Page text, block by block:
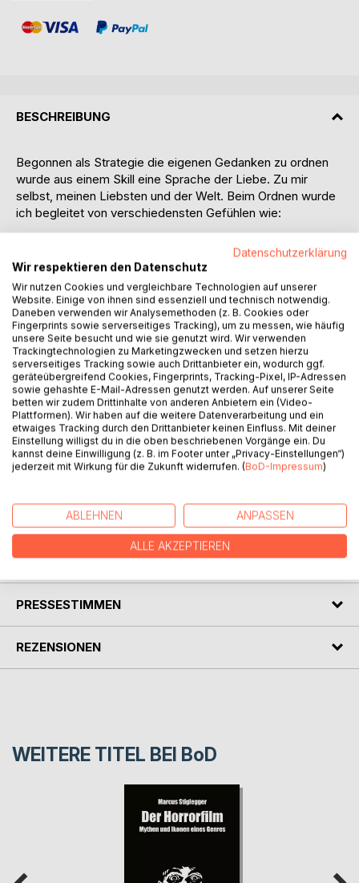
BESCHREIBUNG
Begonnen als Strategie die eigenen Gedanken zu ordnen
wurde aus einem Skill eine Sprache der Liebe. Zu mir
selbst, meinen Liebsten und der Welt. Beim Ordnen wurde
ich begleitet von verschiedensten Gefühlen wie:
Wut
Verzweiflung
Ohnmacht
Hilflosigkeit
Scham
Ungerechtigkeitsgefühl
Hoffnung
Dankbarkeit
Freude
Liebe
Vielleicht erkennst du dich und diese Gefühle beim Lesen
wieder. Vielleicht fühlst du auch ganz andere. Ich möchte
merken, dass du mit deinen Gefühlen nicht alleine bist.
AUTOR/IN
PRESSESTIMMEN
REZENSIONEN
WEITERE TITEL BEI BoD
Datenschutzerklärung
Wir respektieren den Datenschutz
Wir nutzen Cookies und vergleichbare Technologien auf unserer
Website. Einige von ihnen sind essenziell und technisch notwendig.
Daneben verwenden wir Analysemethoden (z. B. Cookies oder
Fingerprints sowie serverseitiges Tracking), um zu messen, wie häufig
unsere Seite besucht und wie sie genutzt wird. Wir verwenden
Trackingtechnologien zu Marketingzwecken und setzen hierzu
serverseitiges Tracking sowie auch Drittanbieter ein, wodurch ggf.
geräteübergreifend Cookies, Fingerprints, Tracking-Pixel, IP-Adressen
sowie gehashte E-Mail-Adressen genutzt werden. Auf unserer Seite
betten wir zudem Drittinhalte von anderen Anbietern ein (Video-
Plattformen). Wir haben auf die weitere Datenverarbeitung und ein
etwaiges Tracking durch den Drittanbieter keinen Einfluss. Mit deiner
Einstellung willigst du in die oben beschriebenen Vorgänge ein. Du
kannst deine Einwilligung (z. B. im Footer unter „Privacy-Einstellungen“)
jederzeit mit Wirkung für die Zukunft widerrufen. (BoD-Impressum)
ABLEHNEN ANPASSEN
ALLE AKZEPTIEREN